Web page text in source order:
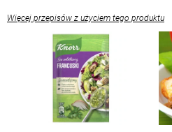
Więcej przepisów z użyciem tego produktu